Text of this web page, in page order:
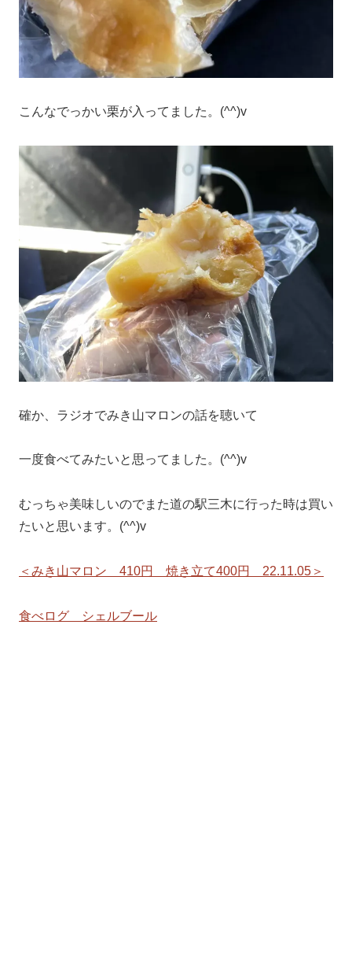
こんなでっかい栗が入ってました。(^^)v
確か、ラジオでみき山マロンの話を聴いて
一度食べてみたいと思ってました。(^^)v
むっちゃ美味しいのでまた道の駅三木に行った時は買い
たいと思います。(^^)v
＜みき山マロン 410円 焼き立て400円 22.11.05＞
食べログ シェルブール